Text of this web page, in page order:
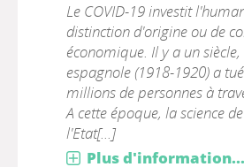
Le COVID-19 investit
distinction d'origine ou de
économique. Il y a un
espagnole (1918-1920) a
millions de personnes à
A cette époque, la science
l'Etat[...]
Plus d'information...